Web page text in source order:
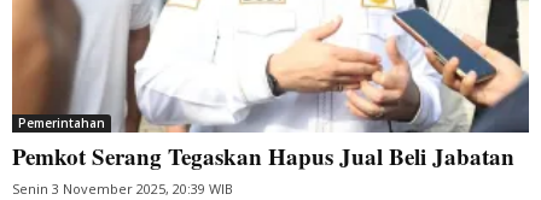
Pemerintahan
Pemkot Serang Tegaskan Hapus Jual Beli Jabatan
Senin 3 November 2025, 20:39 WIB